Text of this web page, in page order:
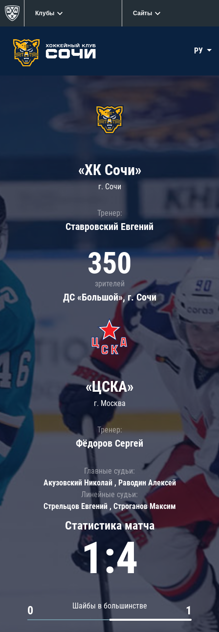
Клубы Сайты
РУ
«ХК Сочи»
г. Сочи
Тренер:
Ставровский Евгений
350
зрителей
ДС «Большой», г. Сочи
Статистика матча
1:4
Шайбы в большинстве
0 1
«ЦСКА»
г. Москва
Тренер:
Фёдоров Сергей
Главные судьи:
Акузовский Николай , Раводин Алексей
Линейные судьи:
Стрельцов Евгений , Строганов Максим